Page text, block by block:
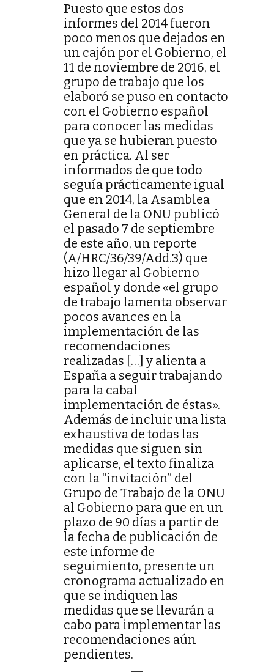
Puesto que estos dos
informes del 2014 fueron
poco menos que dejados en
un cajón por el Gobierno, el
11 de noviembre de 2016, el
grupo de trabajo que los
elaboró se puso en contacto
con el Gobierno español
para conocer las medidas
que ya se hubieran puesto
en práctica. Al ser
informados de que todo
seguía prácticamente igual
que en 2014, la Asamblea
General de la ONU publicó
el pasado 7 de septiembre
de este año, un reporte
(A/HRC/36/39/Add.3) que
hizo llegar al Gobierno
español y donde «el grupo
de trabajo lamenta observar
pocos avances en la
implementación de las
recomendaciones
realizadas […] y alienta a
España a seguir trabajando
para la cabal
implementación de éstas».
Además de incluir una lista
exhaustiva de todas las
medidas que siguen sin
aplicarse, el texto finaliza
con la “invitación” del
Grupo de Trabajo de la ONU
al Gobierno para que en un
plazo de 90 días a partir de
la fecha de publicación de
este informe de
seguimiento, presente un
cronograma actualizado en
que se indiquen las
medidas que se llevarán a
cabo para implementar las
recomendaciones aún
pendientes.